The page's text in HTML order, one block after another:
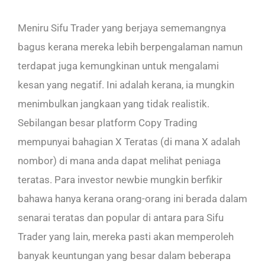
Meniru Sifu Trader yang berjaya sememangnya
bagus kerana mereka lebih berpengalaman namun
terdapat juga kemungkinan untuk mengalami
kesan yang negatif. Ini adalah kerana, ia mungkin
menimbulkan jangkaan yang tidak realistik.
Sebilangan besar platform Copy Trading
mempunyai bahagian X Teratas (di mana X adalah
nombor) di mana anda dapat melihat peniaga
teratas. Para investor newbie mungkin berfikir
bahawa hanya kerana orang-orang ini berada dalam
senarai teratas dan popular di antara para Sifu
Trader yang lain, mereka pasti akan memperoleh
banyak keuntungan yang besar dalam beberapa